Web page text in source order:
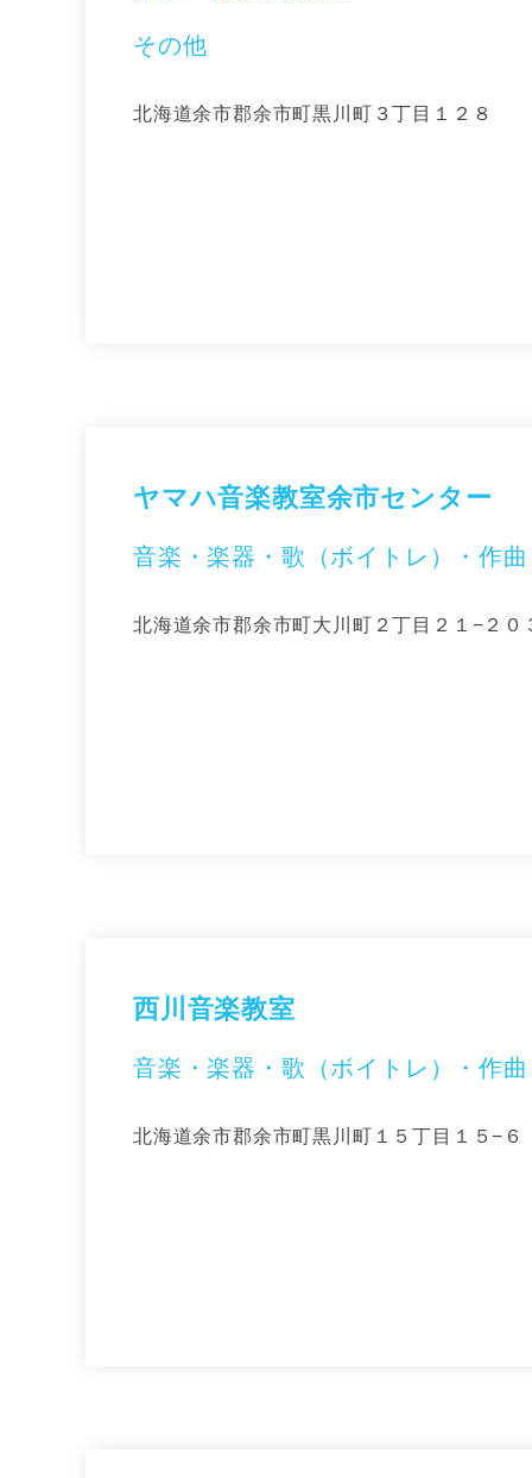
その他
北海道余市郡余市町黒川町３丁目１２８
ヤマハ音楽教室余市センター
音楽・楽器・歌（ボイトレ）・作曲
北海道余市郡余市町大川町２丁目２１−２０
西川音楽教室
音楽・楽器・歌（ボイトレ）・作曲
北海道余市郡余市町黒川町１５丁目１５−６